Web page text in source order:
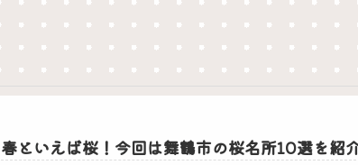
春といえば桜！今回は舞鶴市の桜名所10選を紹